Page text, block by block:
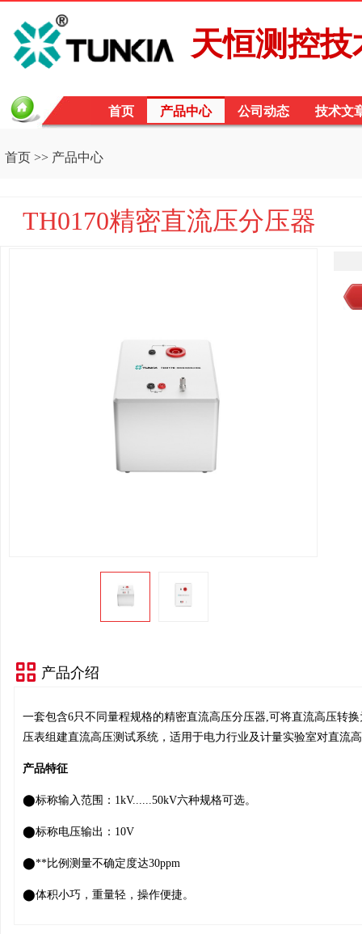
天恒测控
首页 产品中心 公司动态 技术文
首页 >> 产品中心
TH0170精密直流压分压器
产品介绍
⼀套包含6只不同量程规格的精密直流⾼压分压器,可将直流⾼压转
压表组建直流⾼压测试系统，适⽤于电⼒⾏业及计量实验室对直流
产品特征
⬤标称输⼊范围：1kV......50kV六种规格可选。
⬤标称电压输出：10V
⬤**⽐例测量不确定度达30ppm
⬤体积⼩巧，重量轻，操作便捷。